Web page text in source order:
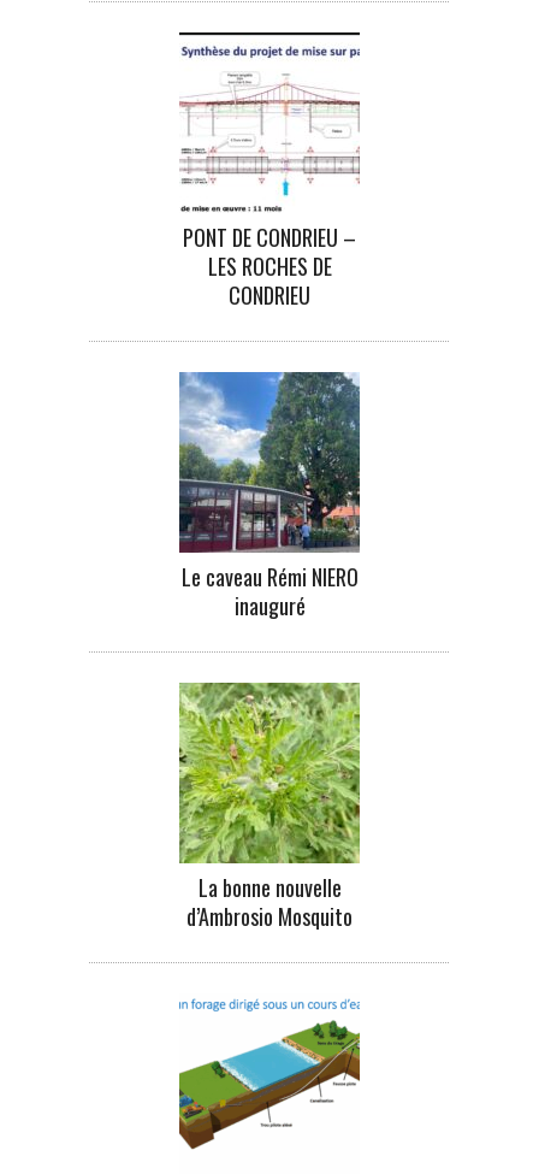
PONT DE CONDRIEU –
LES ROCHES DE
CONDRIEU
Le caveau Rémi NIERO
inauguré
La bonne nouvelle
d’Ambrosio Mosquito